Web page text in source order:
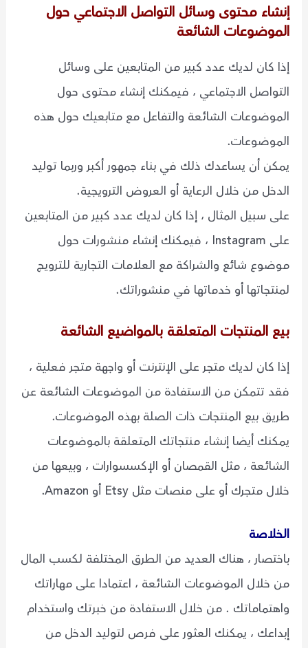
إنشاء محتوى وسائل التواصل الاجتماعي حول
الموضوعات الشائعة
إذا كان لديك عدد كبير من المتابعين على وسائل
التواصل الاجتماعي ، فيمكنك إنشاء محتوى حول
الموضوعات الشائعة والتفاعل مع متابعيك حول هذه
الموضوعات.
يمكن أن يساعدك ذلك في بناء جمهور أكبر وربما توليد
الدخل من خلال الرعاية أو العروض الترويجية.
على سبيل المثال ، إذا كان لديك عدد كبير من المتابعين
على Instagram ، فيمكنك إنشاء منشورات حول
موضوع شائع والشراكة مع العلامات التجارية للترويج
لمنتجاتها أو خدماتها في منشوراتك.
بيع المنتجات المتعلقة بالمواضيع الشائعة
إذا كان لديك متجر على الإنترنت أو واجهة متجر فعلية ،
فقد تتمكن من الاستفادة من الموضوعات الشائعة عن
طريق بيع المنتجات ذات الصلة بهذه الموضوعات.
يمكنك أيضا إنشاء منتجاتك المتعلقة بالموضوعات
الشائعة ، مثل القمصان أو الإكسسوارات ، وبيعها من
خلال متجرك أو على منصات مثل Etsy أو Amazon.
الخلاصة
باختصار ، هناك العديد من الطرق المختلفة لكسب المال
من خلال الموضوعات الشائعة ، اعتمادا على مهاراتك
واهتماماتك . من خلال الاستفادة من خبرتك واستخدام
إبداعك ، يمكنك العثور على فرص لتوليد الدخل من